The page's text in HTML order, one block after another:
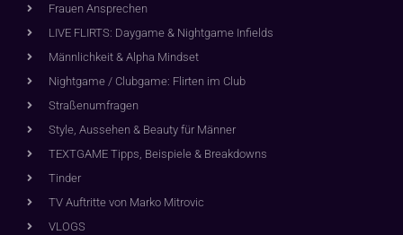
Frauen Ansprechen
LIVE FLIRTS: Daygame & Nightgame Infields
Männlichkeit & Alpha Mindset
Nightgame / Clubgame: Flirten im Club
Straßenumfragen
Style, Aussehen & Beauty für Männer
TEXTGAME Tipps, Beispiele & Breakdowns
Tinder
TV Auftritte von Marko Mitrovic
VLOGS